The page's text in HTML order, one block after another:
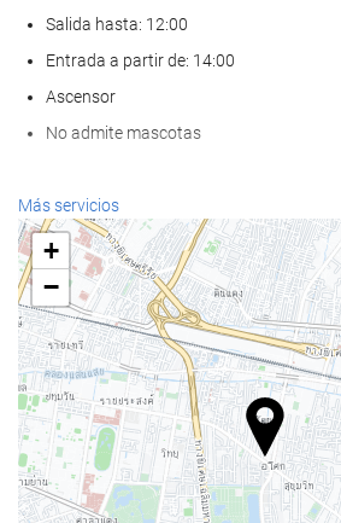
Salida hasta: 12:00
Entrada a partir de: 14:00
Ascensor
No admite mascotas
Bienestar
Spa
Hammam
Sauna
Gimnasio
Piscina
Piscina
Piscina infantil
Más servicios
+
−